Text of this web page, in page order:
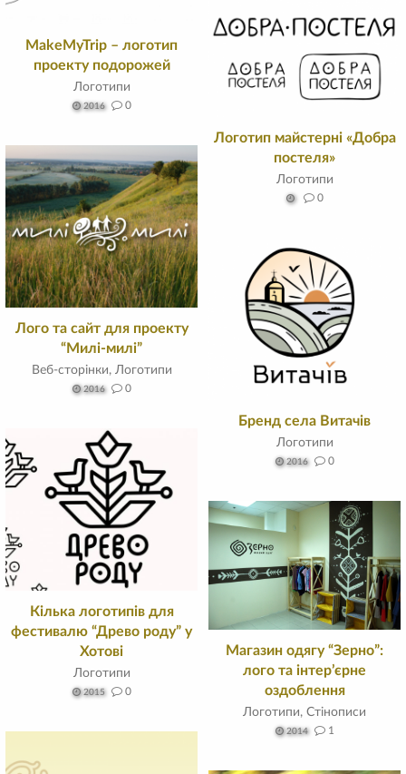
MakeMyTrip – логотип
проекту подорожей
Логотипи
2016 0
Логотип майстерні «Добра
постеля»
Логотипи
0
Лого та сайт для проекту
“Милі-милі”
Веб-сторінки, Логотипи
2016 0
Бренд села Витачів
Логотипи
2016 0
Кілька логотипів для
фестивалю “Древо роду” у
Хотові
Логотипи
2015 0
Магазин одягу “Зерно”:
лого та інтер’єрне
оздоблення
Логотипи, Стінописи
2014 1